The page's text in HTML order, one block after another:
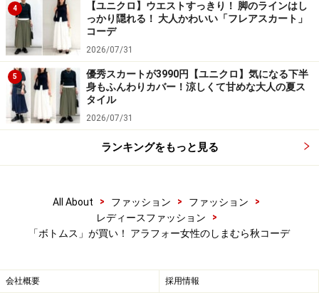
ブラウンのセンタープレスパンツなら真面目すぎずデイリー
に使いやすい 出典：WEAR
アラフォー世代が一本持っておくと、間違いなく使える
のがセンタープレス入りパンツ。ブラックやグレーだ
と、コーデによってはオフィス感が出たり、堅いイメー
ジになってしまうこともありますが、ブラウンならカジ
ストレートシルエットではきやすいのも◎です。
5. サロペット付きスカートはコスパも抜群
4
【ユニクロ】ウエストすっきり！ 脚のラインはし
っかり隠れる！ 大人かわいい「フレアスカート」
コーデ
2026/07/31
5
優秀スカートが3990円【ユニクロ】気になる下半
身もふんわりカバー！涼しくて甘めな大人の夏ス
タイル
2026/07/31
ランキングをもっと見る
All About > ファッション > ファッション
>
レディースファッション
>
「ボトムス」が買い！ アラフォー女性のしまむら秋コーデ
会社概要 採用情報